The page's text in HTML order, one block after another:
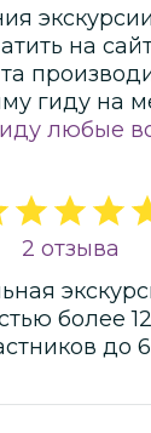
на
гиду на
любые
2 отзыва
более
до